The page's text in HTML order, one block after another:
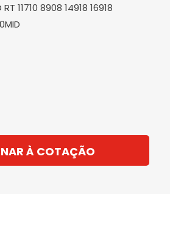
11710 8908 14918 16918
À COTAÇÃO